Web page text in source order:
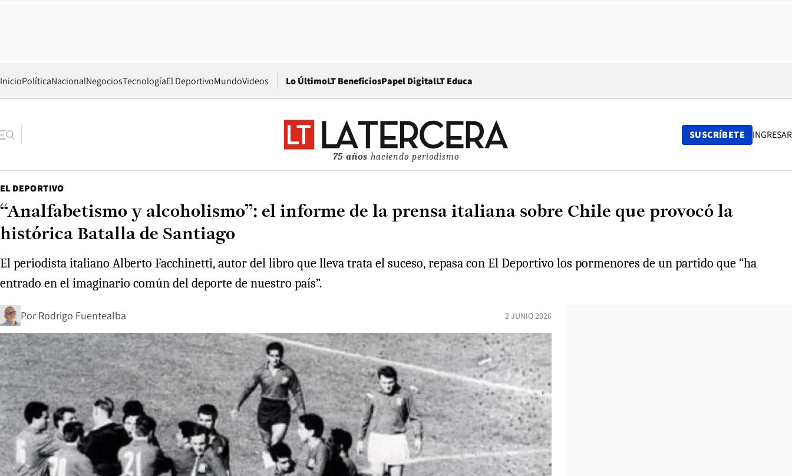
InicioPolíticaNacionalNegociosTecnologíaEl DeportivoMundoVideos Lo ÚltimoLT BeneficiosPapel DigitalOpens in new window
LT Educa
75 años haciendo periodismo
SUSCRÍBETE INGRESAR
EL DEPORTIVO
“Analfabetismo y alcoholismo”: el informe de la prensa italiana sobre Chile que provocó la
histórica Batalla de Santiago
El periodista italiano Alberto Facchinetti, autor del libro que lleva trata el suceso, repasa con El Deportivo los pormenores de un partido que “ha
entrado en el imaginario común del deporte de nuestro país”.
Por Rodrigo Fuentealba 2 JUNIO 2026